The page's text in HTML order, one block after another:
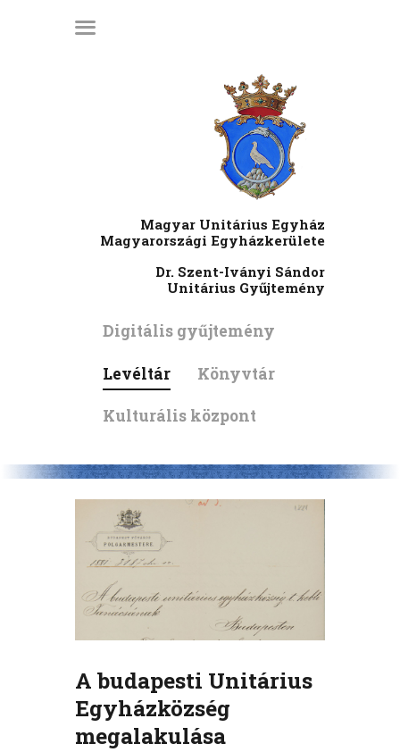
Magyar Unitárius Egyház
Magyarországi Egyházkerülete
Dr. Szent-Iványi Sándor
Unitárius Gyűjtemény
Digitális gyűjtemény
Levéltár Könyvtár
Kulturális központ
KEZDŐLAP
MÉDIATÁR
ENGLISH
A budapesti Unitárius
Egyházközség
megalakulása